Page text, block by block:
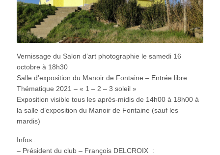
Vernissage du Salon d’art photographie le samedi 16
octobre à 18h30
Salle d’exposition du Manoir de Fontaine – Entrée libre
Thématique 2021 – « 1 – 2 – 3 soleil »
Exposition visible tous les après-midis de 14h00 à 18h00 à
la salle d’exposition du Manoir de Fontaine (sauf les
mardis)
Infos :
– Président du club – François DELCROIX :